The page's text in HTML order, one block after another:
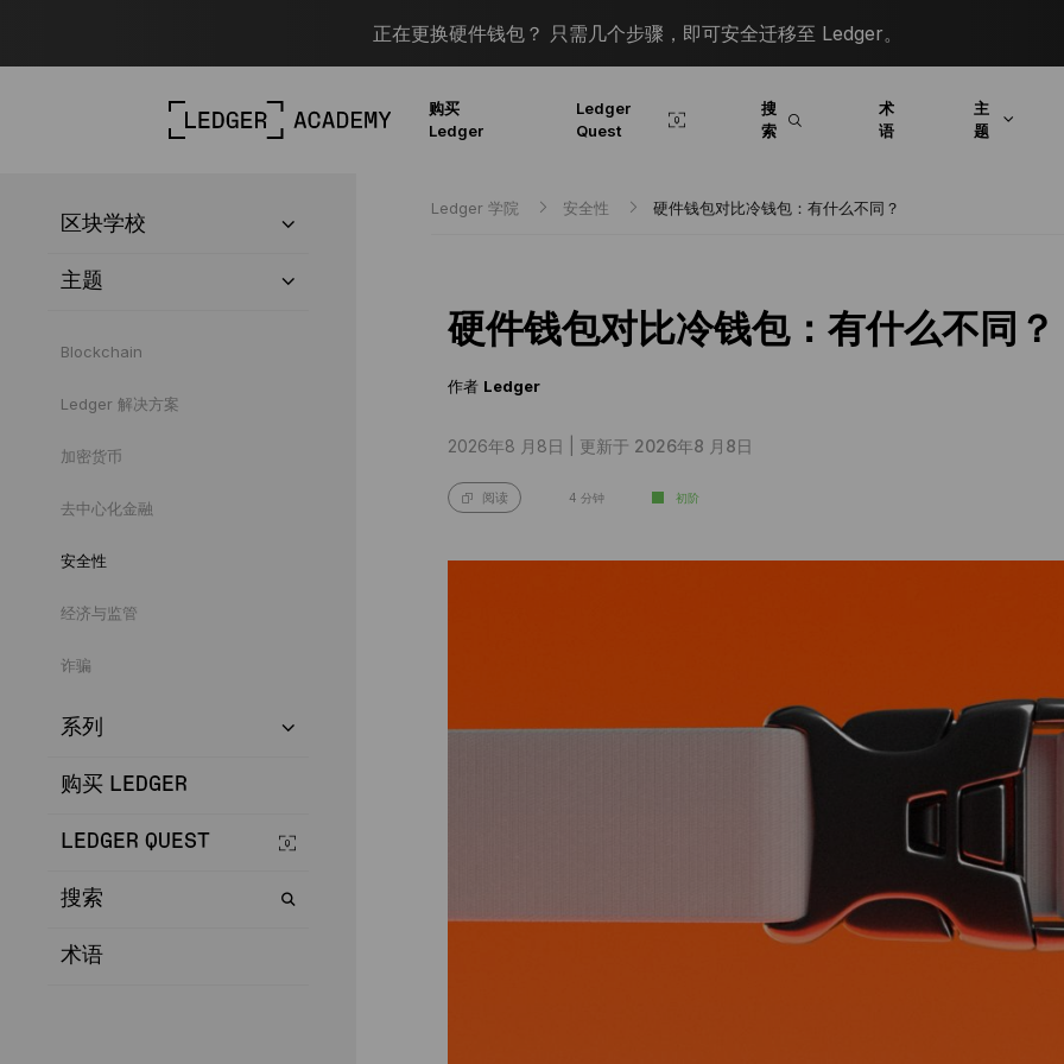
正在更换硬件钱包？ 只需几个步骤，即可安全迁移至 Ledger。
购买
Ledger
Ledger
Quest
搜
索
术
语
主
题
区块学校
主题
Blockchain
Ledger 解决方案
加密货币
去中心化金融
安全性
经济与监管
诈骗
系列
购买 LEDGER
LEDGER QUEST
搜索
术语
Ledger 学院 安全性 硬件钱包对比冷钱包：有什么不同？
硬件钱包对比冷钱包：有什么不同？
作者 Ledger
2026年8 月8日 | 更新于 2026年8 月8日
阅读 4 分钟 初阶